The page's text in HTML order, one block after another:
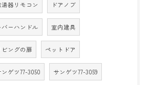
湯器リモコン ドアノブ
バーハンドル 室内建具
ビングの扉 ペットドア
ンゲツ77-3050 サンゲツ77-3059